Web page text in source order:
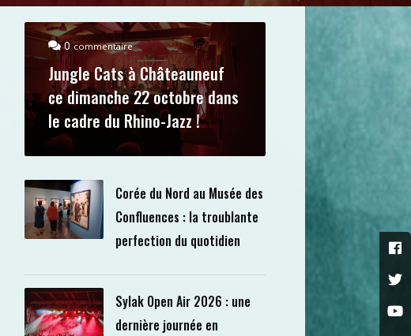
0commentaire
Jungle Cats à Châteauneuf
ce dimanche 22 octobre dans
le cadre du Rhino-Jazz !
Corée du Nord au Musée des
Confluences : la troublante
perfection du quotidien
Sylak Open Air 2026 : une
dernière journée en